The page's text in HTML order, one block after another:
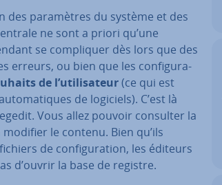
des pa­ra­mètres du système et des
ne sont a priori qu’une
se com­pli­quer dès lors que des
erreurs, ou bien que les con­fi­gu­ra­
de l’uti­li­sa­teur(ce qui est
de logiciels). C’est là
Vous allez pouvoir consulter la
le contenu. Bien qu’ils
de con­fi­gu­ra­tion, les éditeurs
d’ouvrir la base de registre.